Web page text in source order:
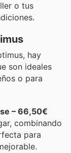
o tus
hay
son ideales
o para
– 66,50€
combinando
para